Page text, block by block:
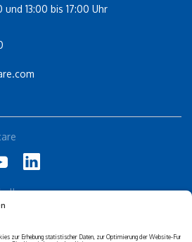
13:00 bis 17:00 Uhr